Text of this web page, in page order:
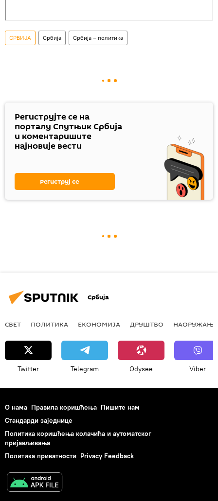
СРБИЈА Србија Србија – политика
Региструјте се на
порталу Спутњик Србија
и коментаришите
најновије вести
Региструј се
Србија
СВЕТ ПОЛИТИКА ЕКОНОМИЈА ДРУШТВО НАОРУЖАЊЕ
Twitter Telegram Odysee Viber
О нама Правила коришћења Пишите нам
Стандарди заједнице
Политика коришћења колачића и аутоматског
пријављивања
Политика приватности Privacy Feedback